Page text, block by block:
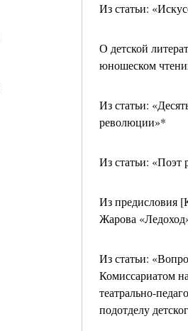
Из статьи:
О детской
юношеском
Из статьи:
революции»*
Из статьи:
Из предисловия
Жарова
Из статьи:
Комиссариатом
театрально-
подотделу